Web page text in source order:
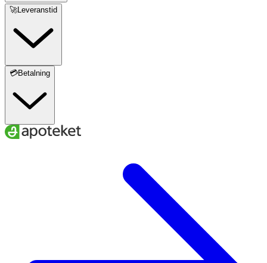
🚀Leveranstid
💳Betalning